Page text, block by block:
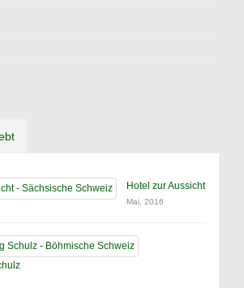
Hotel zur Aussicht
Mai, 2016